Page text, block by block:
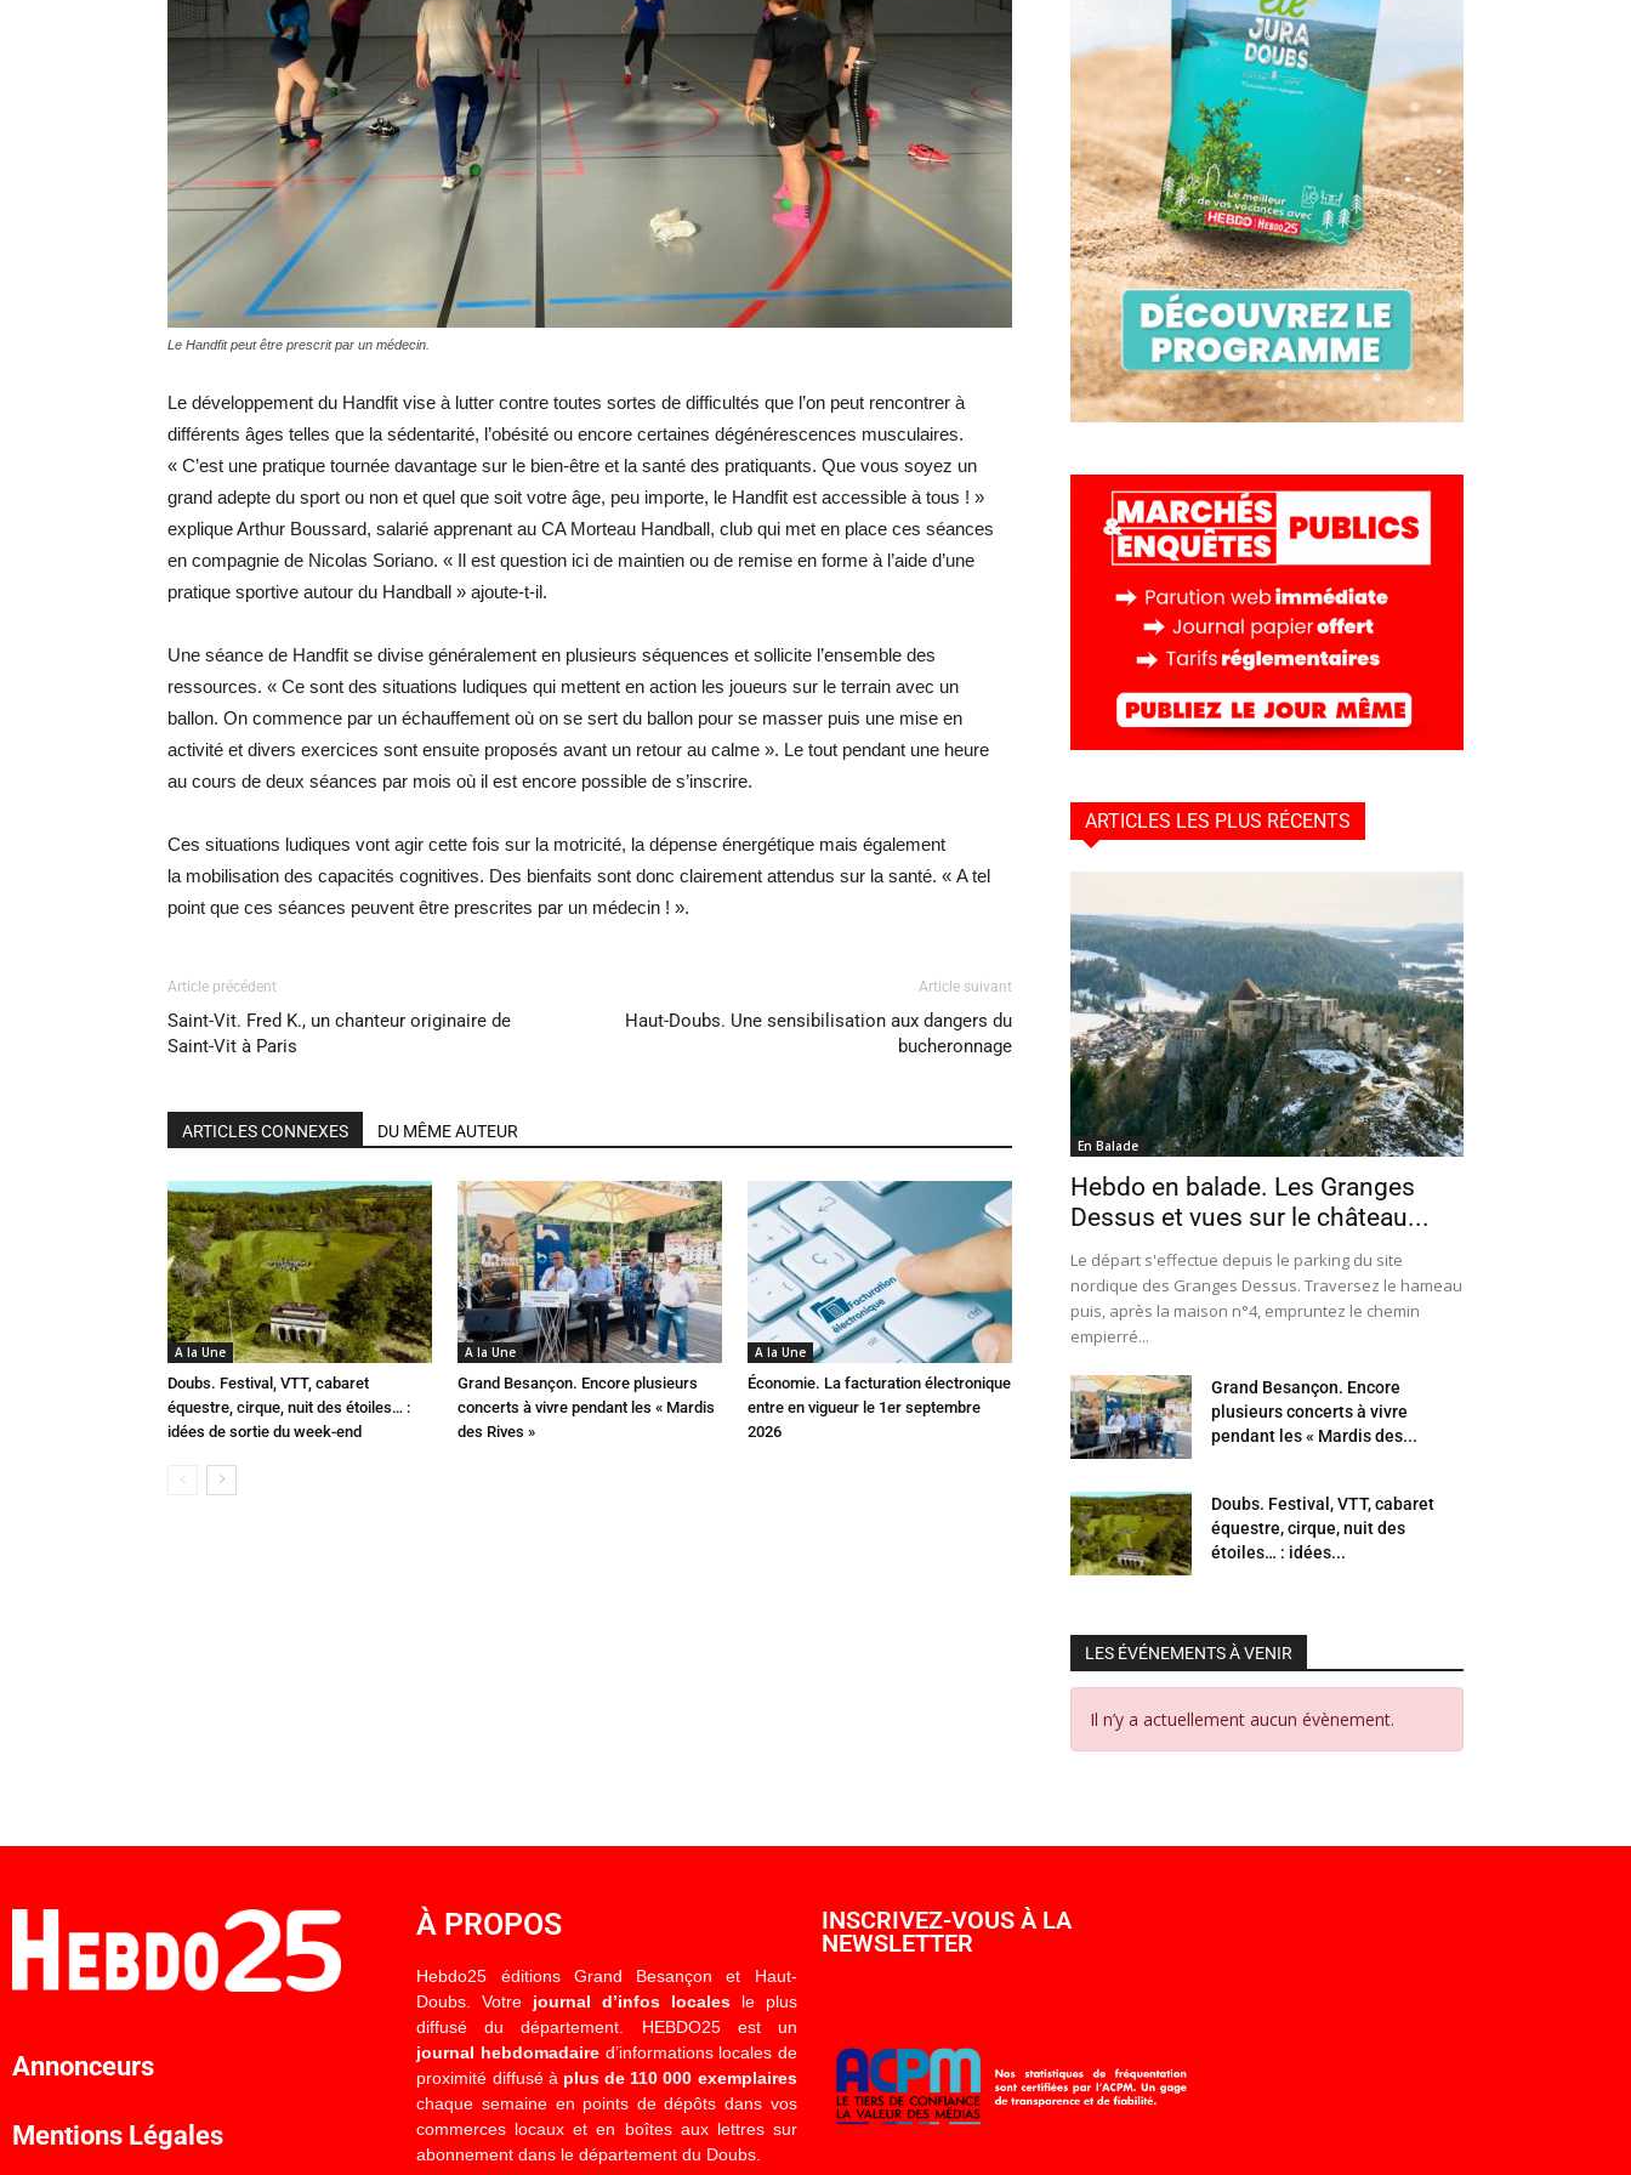
Hebdo25
Le Handfit peut être prescrit par un médecin.
Le développement du Handfit vise à lutter contre toutes sortes de difficultés que l’on peut rencontrer à
différents âges telles que la sédentarité, l’obésité ou encore certaines dégénérescences musculaires.
« C’est une pratique tournée davantage sur le bien-être et la santé des pratiquants. Que vous soyez un
grand adepte du sport ou non et quel que soit votre âge, peu importe, le Handfit est accessible à tous ! »
explique Arthur Boussard, salarié apprenant au CA Morteau Handball, club qui met en place ces séances
en compagnie de Nicolas Soriano. « Il est question ici de maintien ou de remise en forme à l’aide d’une
pratique sportive autour du Handball » ajoute-t-il.
Une séance de Handfit se divise généralement en plusieurs séquences et sollicite l’ensemble des
ressources. « Ce sont des situations ludiques qui mettent en action les joueurs sur le terrain avec un
ballon. On commence par un échauffement où on se sert du ballon pour se masser puis une mise en
activité et divers exercices sont ensuite proposés avant un retour au calme ». Le tout pendant une heure
au cours de deux séances par mois où il est encore possible de s’inscrire.
Ces situations ludiques vont agir cette fois sur la motricité, la dépense énergétique mais également
la mobilisation des capacités cognitives. Des bienfaits sont donc clairement attendus sur la santé. « A tel
point que ces séances peuvent être prescrites par un médecin ! ».
Article précédent
Saint-Vit. Fred K., un chanteur originaire de
Saint-Vit à Paris
Article suivant
Haut-Doubs. Une sensibilisation aux dangers du
bucheronnage
ARTICLES CONNEXES DU MÊME AUTEUR
A la Une
Doubs. Festival, VTT, cabaret
équestre, cirque, nuit des étoiles… :
idées de sortie du week-end
A la Une
Grand Besançon. Encore plusieurs
concerts à vivre pendant les « Mardis
des Rives »
A la Une
Économie. La facturation électronique
entre en vigueur le 1er septembre
2026
ARTICLES LES PLUS RÉCENTS
En Balade
Hebdo en balade. Les Granges
Dessus et vues sur le château...
Le départ s'effectue depuis le parking du site
nordique des Granges Dessus. Traversez le hameau
puis, après la maison n°4, empruntez le chemin
empierré...
Grand Besançon. Encore
plusieurs concerts à vivre
pendant les « Mardis des...
Doubs. Festival, VTT, cabaret
équestre, cirque, nuit des
étoiles… : idées...
LES ÉVÉNEMENTS À VENIR
Il n’y a actuellement aucun évènement.
Annonceurs
Mentions Légales
À PROPOS
Hebdo25 éditions Grand Besançon et Haut-
Doubs. Votre journal d’infos localesle plus
diffusé du département. HEBDO25 est un
journal hebdomadaired’informations locales de
proximité diffusé à plus de 110 000 exemplaires
chaque semaine en points de dépôts dans vos
commerces locaux et en boîtes aux lettres sur
abonnement dans le département du Doubs.
INSCRIVEZ-VOUS À LA
NEWSLETTER